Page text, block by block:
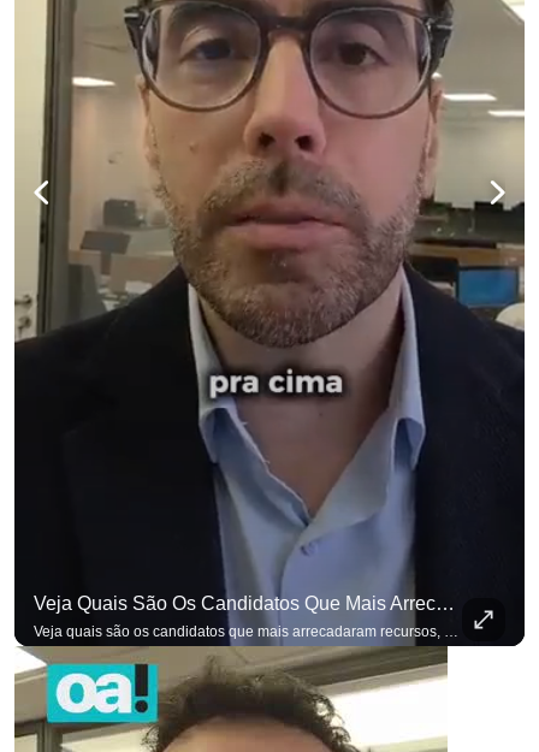
Veja Quais São Os Candidatos Que Mais Arrecadaram Recursos, Até Agora, Por Meio De Vaquinhas Eleito
Veja quais são os candidatos que mais arrecadaram recursos, até agora, por meio de vaquinhas eleitorais. #OAntagonista Se você busca informação com credibilidade, inscreva-se agora e ative o